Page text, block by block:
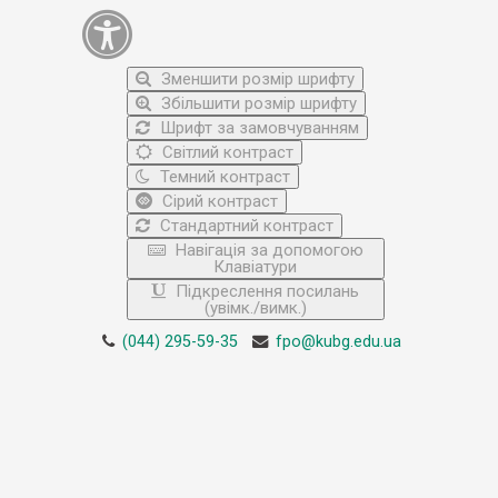
Зменшити розмір шрифту
Збільшити розмір шрифту
Шрифт за замовчуванням
Світлий контраст
Темний контраст
Сірий контраст
Стандартний контраст
Навігація за допомогою
Клавіатури
Підкреслення посилань
(увімк./вимк.)
(044) 295-59-35 fpo@kubg.edu.ua